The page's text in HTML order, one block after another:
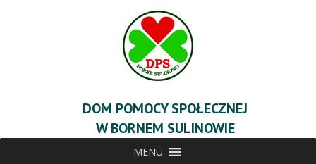
DOM POMOCY SPOŁECZNEJ
W BORNEM SULINOWIE
MENU